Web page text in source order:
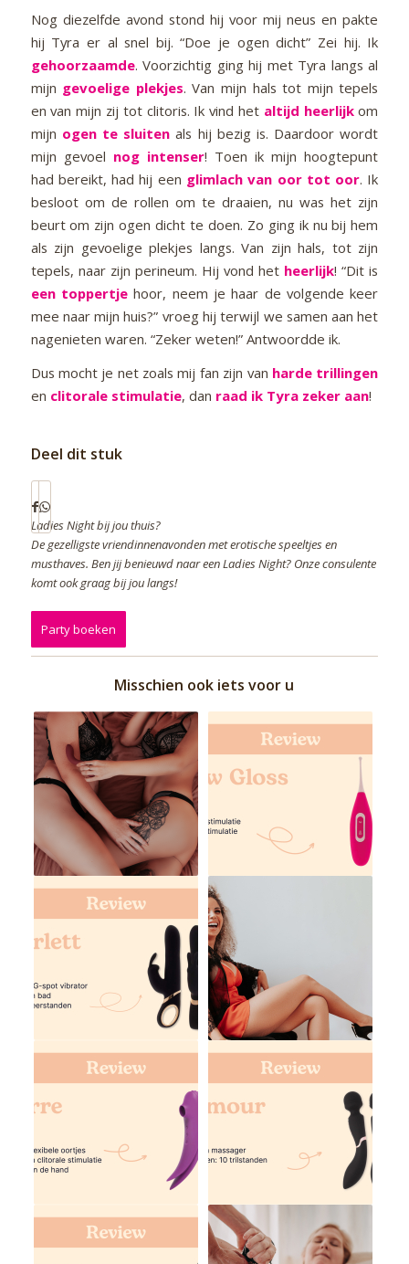
Nog diezelfde avond stond hij voor mij neus en pakte
hij Tyra er al snel bij. “Doe je ogen dicht” Zei hij. Ik
gehoorzaamde. Voorzichtig ging hij met Tyra langs al
mijn gevoelige plekjes. Van mijn hals tot mijn tepels
en van mijn zij tot clitoris. Ik vind het altijd heerlijkom
mijn ogen te sluiten als hij bezig is. Daardoor wordt
mijn gevoel nog intenser! Toen ik mijn hoogtepunt
had bereikt, had hij een glimlach van oor tot oor. Ik
besloot om de rollen om te draaien, nu was het zijn
beurt om zijn ogen dicht te doen. Zo ging ik nu bij hem
als zijn gevoelige plekjes langs. Van zijn hals, tot zijn
tepels, naar zijn perineum. Hij vond het heerlijk! “Dit is
een toppertjehoor, neem je haar de volgende keer
mee naar mijn huis?” vroeg hij terwijl we samen aan het
nagenieten waren. “Zeker weten!” Antwoordde ik.
Dus mocht je net zoals mij fan zijn van harde trillingen
en clitorale stimulatie, dan raad ik Tyra zeker aan!
Deel dit stuk
Ladies Night bij jou thuis?
De gezelligste vriendinnenavonden met erotische speeltjes en
musthaves. Ben jij benieuwd naar een Ladies Night? Onze consulente
komt ook graag bij jou langs!
Party boeken
Misschien ook iets voor u